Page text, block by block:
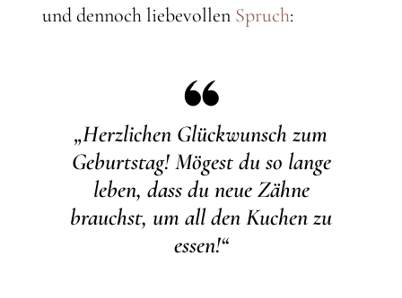
und dennoch liebevollen Spruch:
„Herzlichen Glückwunsch zum
Geburtstag! Mögest du so lange
leben, dass du neue Zähne
brauchst, um all den Kuchen zu
essen!“